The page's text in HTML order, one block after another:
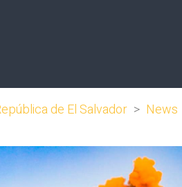
de El Salvador > News